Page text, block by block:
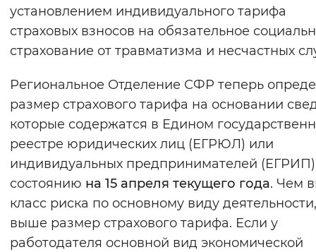
Изображения
Включены Выключены
Звуковой ассистент
Воспроизвести Остановить
Вернуть стандартные настройки
установлением индивидуального тарифа
страховых взносов на обязательное
страхование от травматизма и несчастных
Региональное Отделение СФР теперь
размер страхового тарифа на основании
которые содержатся в Едином
реестре юридических лиц (ЕГРЮЛ) или
индивидуальных предпринимателей
состоянию на 15 апреля текущего года. Чем
класс риска по основному виду
выше размер страхового тарифа. Если у
работодателя основной вид экономической